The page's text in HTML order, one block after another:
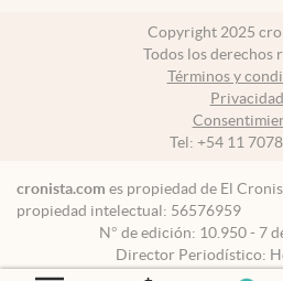
Copyright 2025
Todos los derechos
Términos y
Privacidad
Tel: +54 11
cronista.com es propiedad de El
propiedad intelectual: 56576959
N° de edición: 10.950 - 7
Director Periodístico: